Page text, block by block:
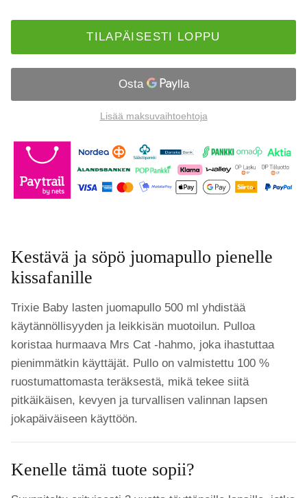
TILAPÄISESTI LOPPU
Lisää maksuvaihtoehtoja
Kestävä ja söpö juomapullo pienelle
kissafanille
Trixie Baby lasten juomapullo 500 ml yhdistää
käytännöllisyyden ja leikkisän muotoilun. Pulloa
koristaa hurmaava Mrs Cat -hahmo, joka ihastuttaa
pienimmätkin käyttäjät. Pullo on valmistettu 100 %
ruostumattomasta teräksestä, mikä tekee siitä
pitkäikäisen, kevyen ja turvallisen valinnan lapsen
jokapäiväiseen käyttöön.
Kenelle tämä tuote sopii?